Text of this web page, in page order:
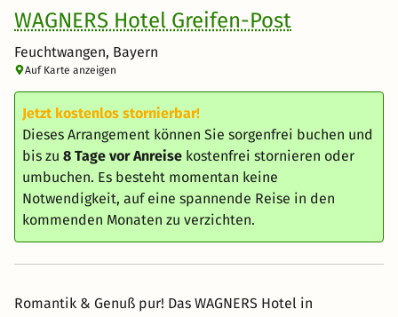
WAGNERS Hotel Greifen-Post
Feuchtwangen, Bayern
Auf Karte anzeigen
Jetzt kostenlos stornierbar!
Dieses Arrangement können Sie sorgenfrei buchen und
bis zu 8 Tage vor Anreise kostenfrei stornieren oder
umbuchen. Es besteht momentan keine
Notwendigkeit, auf eine spannende Reise in den
kommenden Monaten zu verzichten.
Romantik & Genuß pur! Das WAGNERS Hotel in